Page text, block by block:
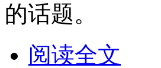
的话题。
阅读全文